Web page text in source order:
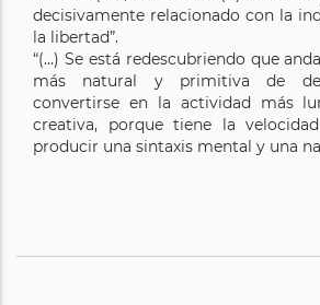
decisivamente relacionado con la
la libertad”.
“(…) Se está redescubriendo que
más natural y primitiva de
convertirse en la actividad más
creativa, porque tiene la
producir una sintaxis mental y una